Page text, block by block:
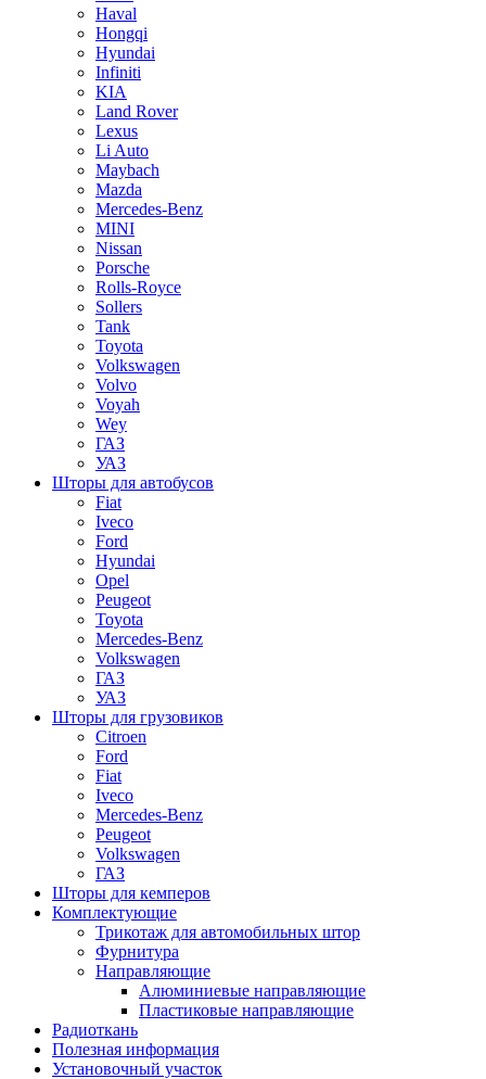
Haval
Hongqi
Hyundai
Infiniti
KIA
Land Rover
Lexus
Li Auto
Maybach
Mazda
Mercedes-Benz
MINI
Nissan
Porsche
Rolls-Royce
Sollers
Tank
Toyota
Volkswagen
Volvo
Voyah
Wey
ГАЗ
УАЗ
Шторы для автобусов
Fiat
Iveco
Ford
Hyundai
Opel
Peugeot
Toyota
Mercedes-Benz
Volkswagen
ГАЗ
УАЗ
Шторы для грузовиков
Citroen
Ford
Fiat
Iveco
Mercedes-Benz
Peugeot
Volkswagen
ГАЗ
Шторы для кемперов
Комплектующие
Трикотаж для автомобильных штор
Фурнитура
Направляющие
Алюминиевые направляющие
Пластиковые направляющие
Радиоткань
Полезная информация
Установочный участок